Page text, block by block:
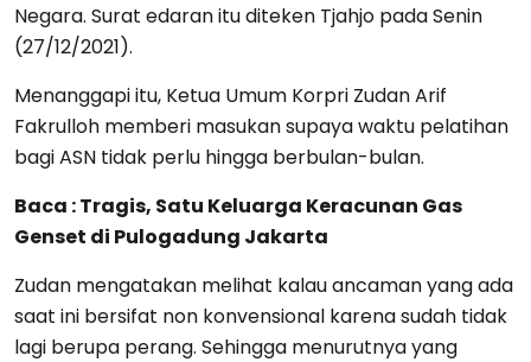
Negara. Surat edaran itu diteken Tjahjo pada Senin
(27/12/2021).
Menanggapi itu, Ketua Umum Korpri Zudan Arif
Fakrulloh memberi masukan supaya waktu pelatihan
bagi ASN tidak perlu hingga berbulan-bulan.
Baca : Tragis, Satu Keluarga Keracunan Gas
Genset di Pulogadung Jakarta
Zudan mengatakan melihat kalau ancaman yang ada
saat ini bersifat non konvensional karena sudah tidak
lagi berupa perang. Sehingga menurutnya yang